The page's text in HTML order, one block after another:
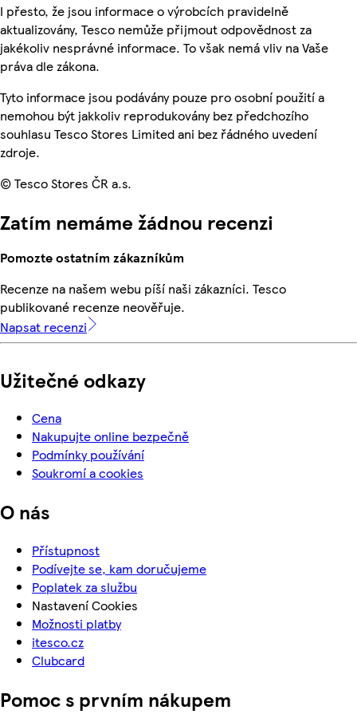
I přesto, že jsou informace o výrobcích pravidelně
aktualizovány, Tesco nemůže přijmout odpovědnost za
jakékoliv nesprávné informace. To však nemá vliv na Vaše
práva dle zákona.
Tyto informace jsou podávány pouze pro osobní použití a
nemohou být jakkoliv reprodukovány bez předchozího
souhlasu Tesco Stores Limited ani bez řádného uvedení
zdroje.
© Tesco Stores ČR a.s.
Zatím nemáme žádnou recenzi
Pomozte ostatním zákazníkům
Recenze na našem webu píší naši zákazníci. Tesco
publikované recenze neověřuje.
Napsat recenzi
Užitečné odkazy
Cena
Nakupujte online bezpečně
Podmínky používání
Soukromí a cookies
O nás
Přístupnost
Podívejte se, kam doručujeme
Poplatek za službu
Nastavení Cookies
Možnosti platby
itesco.cz
Clubcard
Pomoc s prvním nákupem